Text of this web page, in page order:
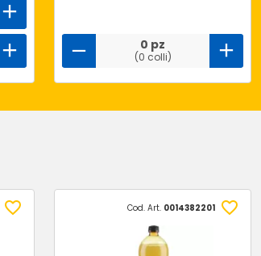
0 pz
(0 colli)
Cod. Art. 0014382201